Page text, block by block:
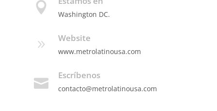
Washington DC.
Website
www.metrolatinousa.com
Escríbenos
contacto@metrolatinousa.com